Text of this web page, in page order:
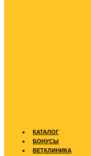
КАТАЛОГ
БОНУСЫ
ВЕТКЛИНИКА